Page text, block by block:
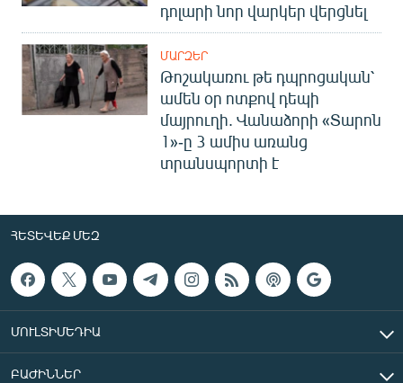
դոլարի նոր վարկեր վերցնել
ՄԱՐԶԵՐ
Թոշակառու թե դպրոցական՝
ամեն օր ոտքով դեպի
մայրուղի. Վանաձորի «Տարոն
1»-ը 3 ամիս առանց
տրանսպորտի է
ՀԵՏԵՎԵՔ ՄԵԶ
ՄՈՒԼՏԻՄԵԴԻԱ
ԲԱԺԻՆՆԵՐ